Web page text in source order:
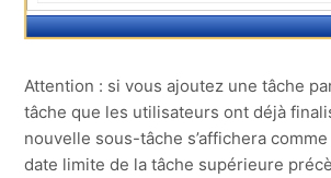
Attention : si vous ajoutez une tâche
tâche que les utilisateurs ont déjà
nouvelle sous-tâche s’affichera comme
date limite de la tâche supérieure